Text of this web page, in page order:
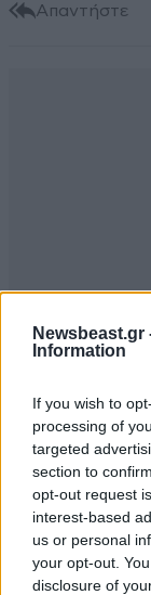
Newsbeast.gr
Information
If you wish to
processing of
targeted
section to
opt-out request
interest-based
us or personal
your opt-out.
disclosure of
Απαντήστε
ρε
που εχει ο
Απαντήστε